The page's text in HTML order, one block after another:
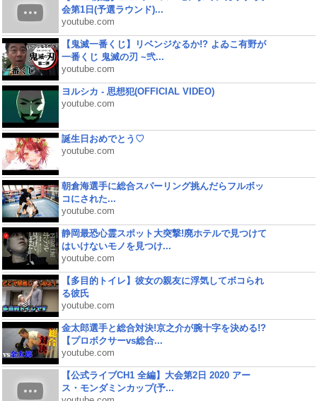
会第1日(予選ラウンド)...
youtube.com
【鬼滅一番くじ】リベンジなるか!? よゐこ有野が
一番くじ 鬼滅の刃 ~弐...
youtube.com
ヨルシカ - 思想犯(OFFICIAL VIDEO)
youtube.com
誕生日おめでとう♡
youtube.com
朝倉海選手に総合スパーリング挑んだらフルボッ
コにされた...
youtube.com
静岡最恐心霊スポット大突撃!廃ホテルで見つけて
はいけないモノを見つけ...
youtube.com
【多目的トイレ】彼女の親友に浮気してボコられ
る彼氏
youtube.com
金太郎選手と総合対決!京之介が腕十字を決める!?
【プロボクサーvs総合...
youtube.com
【公式ライブCH1 全編】大会第2日 2020 アー
ス・モンダミンカップ(予...